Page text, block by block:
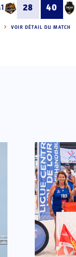
28 40
VOIR DÉTAIL DU MATCH